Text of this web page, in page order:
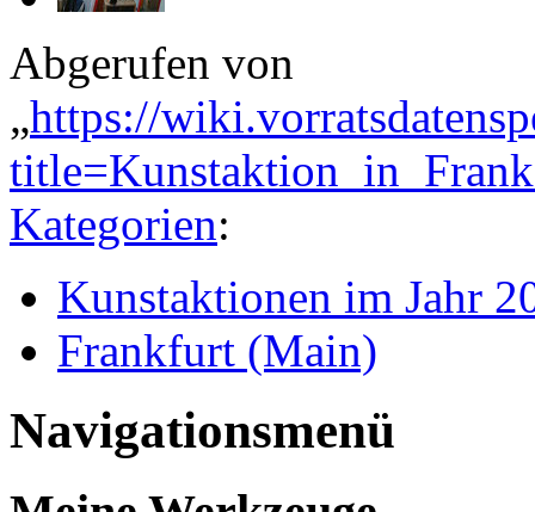
Abgerufen von
„https://
Kategorien:
Kunstaktionen im Jahr
Frankfurt (Main)
Navigationsmenü